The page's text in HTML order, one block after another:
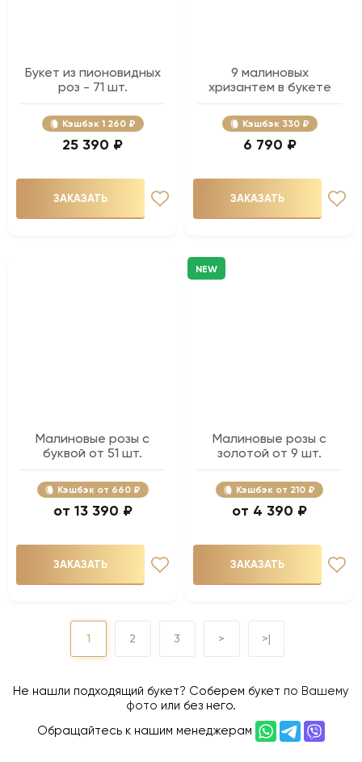
Букет из пионовидных
роз - 71 шт.
Кэшбэк 1 260 ₽
25 390 ₽
ЗАКАЗАТЬ
9 малиновых
хризантем в букете
Кэшбэк 330 ₽
6 790 ₽
ЗАКАЗАТЬ
Малиновые розы с
буквой от 51 шт.
Кэшбэк 660 ₽
13 390 ₽
ЗАКАЗАТЬ
NEW
Малиновые розы с
золотой от 9 шт.
Кэшбэк 210 ₽
4 390 ₽
ЗАКАЗАТЬ
1 2 3 > >|
Не нашли подходящий букет? Соберем букет по Вашему
фото или без него.
Обращайтесь к нашим менеджерам